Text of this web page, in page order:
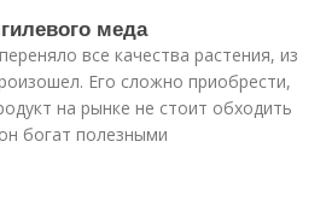
меда
все качества растения, из
Его сложно приобрести,
на рынке не стоит обходить
богат полезными